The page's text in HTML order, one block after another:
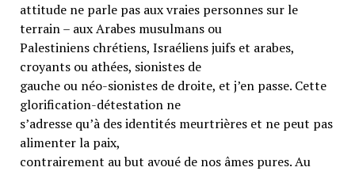
attitude ne parle pas aux vraies personnes sur le
terrain – aux Arabes musulmans ou
Palestiniens chrétiens, Israéliens juifs et arabes,
croyants ou athées, sionistes de
gauche ou néo-sionistes de droite, et j’en passe. Cette
glorification-détestation ne
s’adresse qu’à des identités meurtrières et ne peut pas
alimenter la paix,
contrairement au but avoué de nos âmes pures. Au